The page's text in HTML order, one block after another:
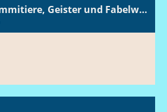
DIVE Talks 2 – Gummitiere, Geister und Fabelwesen